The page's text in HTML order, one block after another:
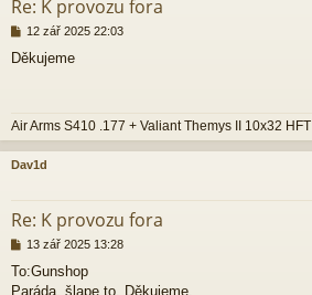
Re: K provozu fora
P
í
v
k
12 zář 2025 22:03
Děkujeme
Air Arms S410 .177 + Valiant Themys II 10x32 HFT
Dav1d
Re: K provozu fora
P
í
13 zář 2025 13:28
To:Gunshop
Paráda, šlape to. Děkujeme.